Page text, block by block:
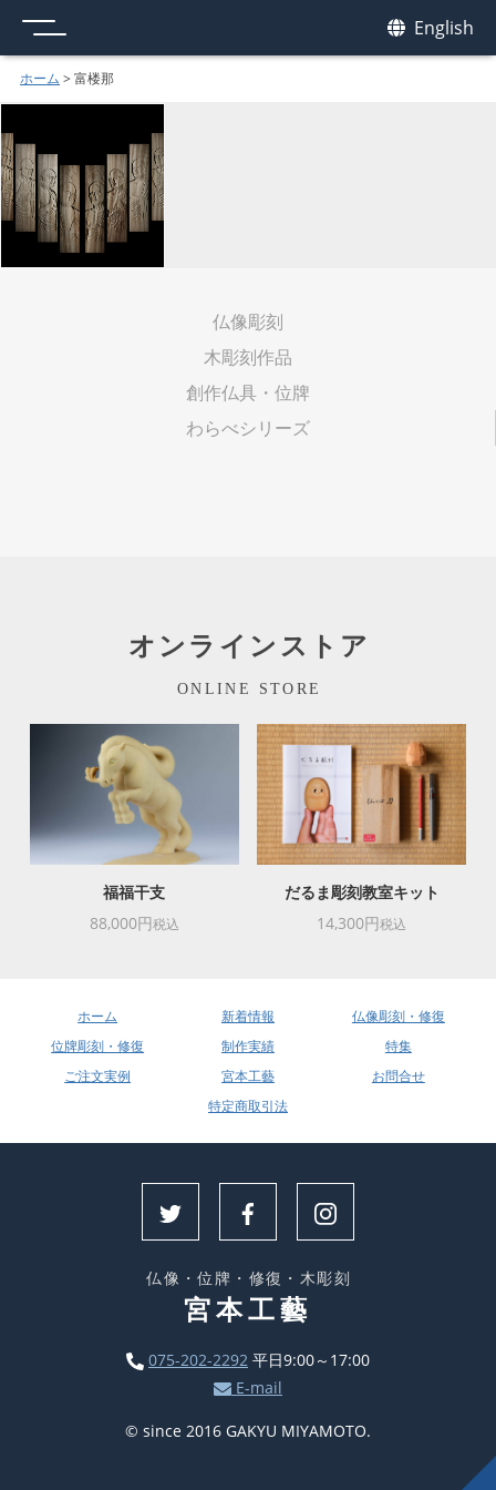
English
ホーム > 富楼那
仏像彫刻
木彫刻作品
創作仏具・位牌
わらべシリーズ
オンラインストア
ONLINE STORE
福福干支
88,000円税込
だるま彫刻教室キット
14,300円税込
ホーム 新着情報
仏像彫刻・修復
位牌彫刻・修復
制作実績
特集
ご注文実例
宮本工藝
お問合せ
特定商取引法
仏像・位牌・修復・木彫刻
宮本工藝
075-202-2292 平日9:00～17:00
E-mail
© since 2016 GAKYU MIYAMOTO.